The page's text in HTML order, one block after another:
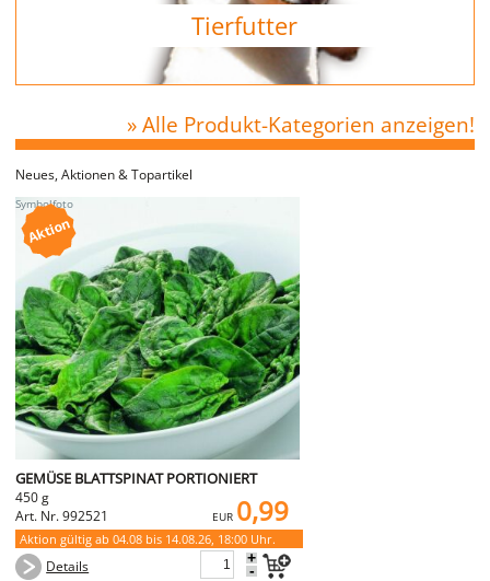
Tierfutter
» Alle Produkt-Kategorien anzeigen!
Neues, Aktionen & Topartikel
GEMÜSE BLATTSPINAT PORTIONIERT
450 g
Art. Nr. 992521
EUR 0,99
Aktion gültig ab 04.08 bis 14.08.26, 18:00 Uhr.
Details +
-